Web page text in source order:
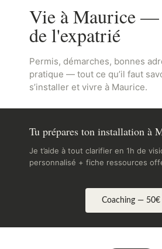
Vie à Maurice —
de l'expatrié
Permis, démarches, bonnes
pratique — tout ce qu’il faut
s’installer et vivre à Maurice.
Tu prépares ton installation à
Je t’aide à tout clarifier en 1h de
personnalisé + fiche ressources
Coaching — 50€